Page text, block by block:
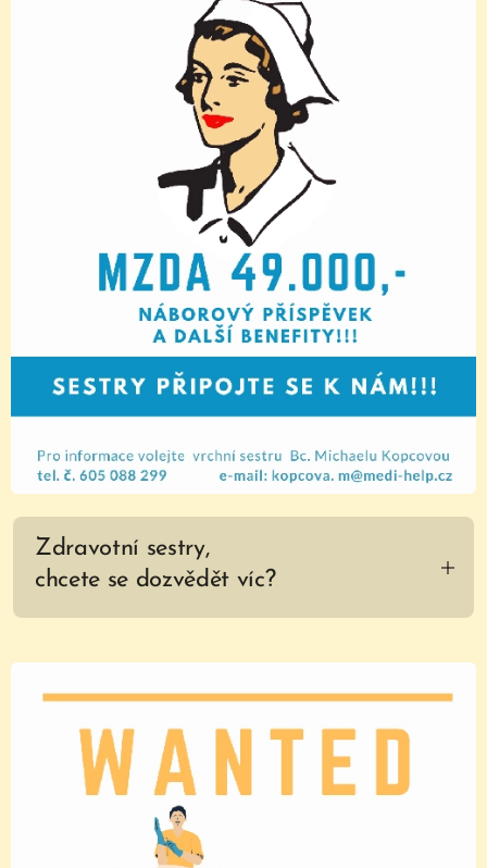
oddělení jsou plánované.
medicínsky aktivní přístup k
polymorbidním pacientům, moderní
vybavení, přátelské prostředí,
rovnováha mezi časem stráveným v
práci a soukromým životem,
nástup a výše úvazku dle dohody,
možnost bydlení či občasného
přespání, dobrá dostupnost z Prahy,
adekvátní ohodnocení Vaší práce,
25 dní dovolené, Flexipassy,
příspěvek penzijní/životní pojištění,
zvýhodněné stravování...
Zdravotní sestry,
chcete se dozvědět víc?
dostatek pomocného personálu. Běžně
pečujeme o pacienty s invazivními vstupy,
a inzulín, děláme převazy. Věnujeme se
problematice vlhkého hojení ran. Lékař je
dostupný 24/7. Příjmy na oddělení jsou
plánované a pouze ve všední dny. Práce u
nás není jednotvárná.